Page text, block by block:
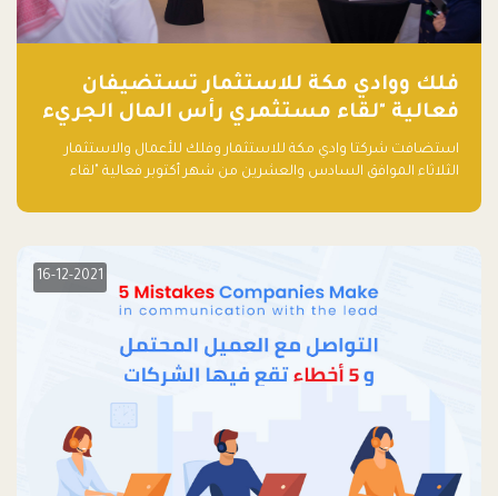
فلك ووادي مكة للاستثمار تستضيفان
فعالية "لقاء مستثمري رأس المال الجريء
في المنطقة"
استضافت شركتا وادي مكة للاستثمار وفلك للأعمال والاستثمار
الثلاثاء الموافق السادس والعشرين من شهر أكتوبر فعالية "لقاء
مشاركاً من أبرز صناديق رأس المال الجريء وممثلي المؤسسات
16-12-2021